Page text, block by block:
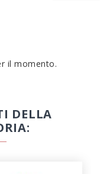
il momento.
DELLA